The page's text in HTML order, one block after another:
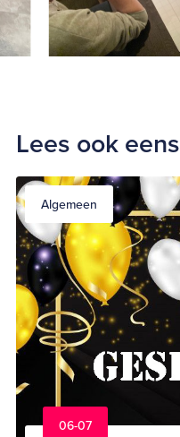
Lees ook eens
Algemeen
06-07